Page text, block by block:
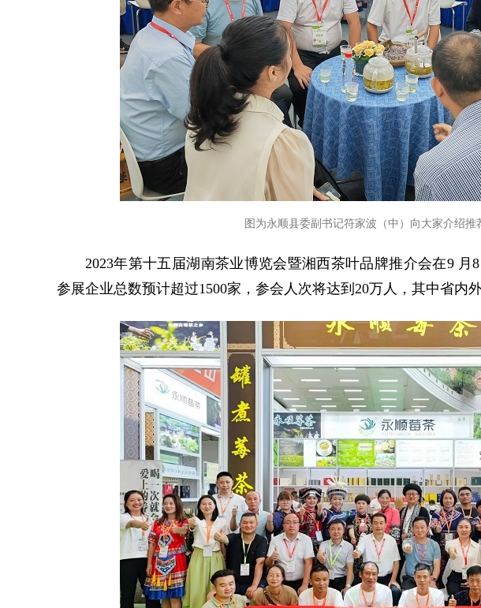
图为永顺县委副书记符家波（中）向大家介绍推
2023年第十五届湖南茶业博览会暨湘西茶叶品牌推介会在9 月
参展企业总数预计超过1500家，参会人次将达到20万人，其中省内